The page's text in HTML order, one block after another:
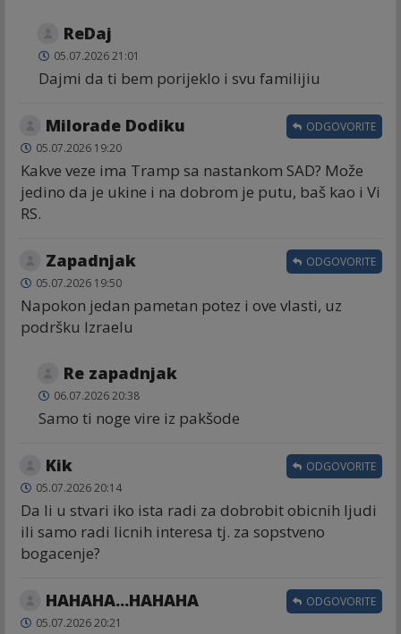
ReDaj
05.07.2026 21:01
Dajmi da ti bem porijeklo i svu familijiu
Milorade Dodiku
05.07.2026 19:20
Kakve veze ima Tramp sa nastankom SAD? Može
jedino da je ukine i na dobrom je putu, baš kao i Vi
RS.
ODGOVORITE
Zapadnjak
05.07.2026 19:50
Napokon jedan pametan potez i ove vlasti, uz
podršku Izraelu
ODGOVORITE
Re zapadnjak
06.07.2026 20:38
Samo ti noge vire iz pakšode
Kik
05.07.2026 20:14
Da li u stvari iko ista radi za dobrobit obicnih ljudi
ili samo radi licnih interesa tj. za sopstveno
bogacenje?
ODGOVORITE
HAHAHA...HAHAHA
05.07.2026 20:21
ODGOVORITE